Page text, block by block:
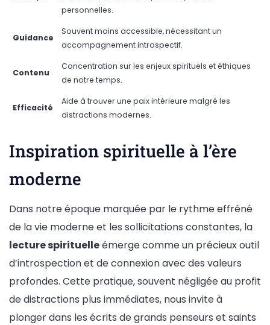
personnelles.
Guidance
Souvent moins accessible, nécessitant un
accompagnement introspectif.
Contenu
Concentration sur les enjeux spirituels et éthiques
de notre temps.
Efficacité
Aide à trouver une paix intérieure malgré les
distractions modernes.
Inspiration spirituelle à l’ère
moderne
Dans notre époque marquée par le rythme effréné
de la vie moderne et les sollicitations constantes, la
lecture spirituelleémerge comme un précieux outil
d’introspection et de connexion avec des valeurs
profondes. Cette pratique, souvent négligée au profit
de distractions plus immédiates, nous invite à
plonger dans les écrits de grands penseurs et saints